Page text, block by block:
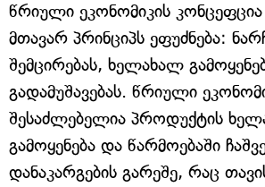
წრიული ეკონომიკის კონცეფცია
მთავარ პრინციპს ეფუძნება:
შემცირებას, ხელახალ
გადამუშავებას. წრიული
შესაძლებელია პროდუქტის
გამოყენება და წარმოებაში
დანაკარგების გარეშე, რაც